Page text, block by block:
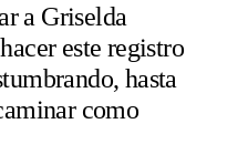
a Griselda
este registro
hasta
como